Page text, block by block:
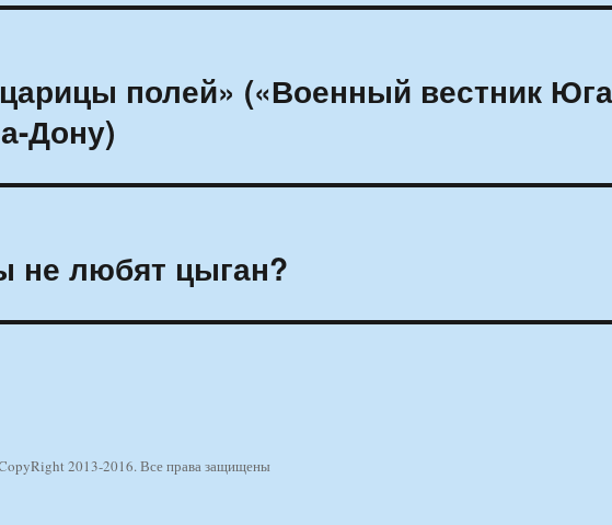
полей» («Военный вестник
Дону)
не любят цыган?
2013-2016. Все права защищены